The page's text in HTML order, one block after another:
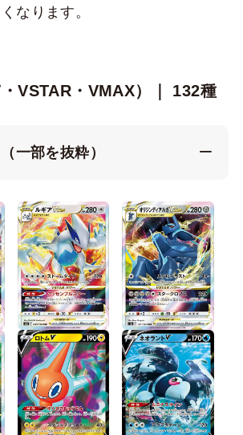
なります。
VSTAR・VMAX）｜ 132種
一部を抜粋）